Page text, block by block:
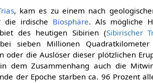
, kam es zu einem nach
die irdische Biosphäre. Als mögliche
des heutigen Sibirien (Sibirischer
sieben Millionen
oder die Auslöser dieser plötzlichen
dem Zusammenhang auch die
der Epoche starben ca. 96 Prozent